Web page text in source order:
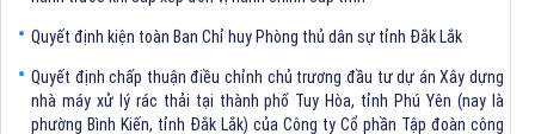
nhà máy xử lý rác thải tại thành phố Tuy Hòa, tỉnh Phú Yên (nay là
phường Bình Kiến, tỉnh Đắk Lắk) của Công ty Cổ phần Tập đoàn công
nghệ T-Tech Việt Nam